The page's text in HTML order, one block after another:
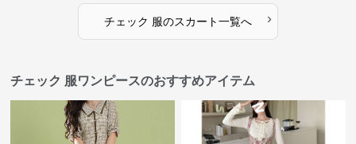
チェック 服のスカート一覧へ ›
チェック 服ワンピースのおすすめアイテム